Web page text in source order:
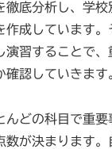
徹底分析し、学
作成しています。
演習することで
認していきます
んどの科目で重要
数が決まります